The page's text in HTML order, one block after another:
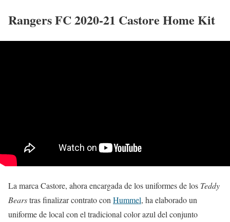
Rangers FC 2020-21 Castore Home Kit
La marca Castore, ahora encargada de los uniformes de los Teddy
Bearstras finalizar contrato con Hummel, ha elaborado un
uniforme de local con el tradicional color azul del conjunto